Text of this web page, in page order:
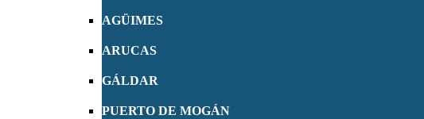
AGÜIMES
ARUCAS
GÁLDAR
PUERTO DE MOGÁN